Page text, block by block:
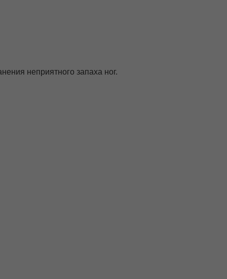
неприятного запаха ног.